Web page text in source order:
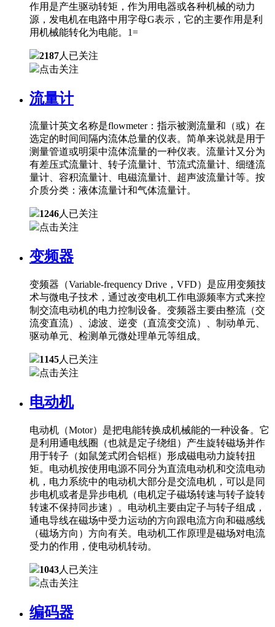
作用是产生驱动转矩，作为用电器或各种机械的动力
源，发电机在电路中用字母G表示，它的主要作用是利
用机械能转化为电能。1=
2187人已关注
点击关注
流量计
流量计英文名称是flowmeter：指示被测流量和（或）在
选定的时间间隔内流体总量的仪表。简单来说就是用于
测量管道或明渠中流体流量的一种仪表。流量计又分为
有差压式流量计、转子流量计、节流式流量计、细缝流
量计、容积流量计、电磁流量计、超声波流量计等。按
介质分类：液体流量计和气体流量计。
1246人已关注
点击关注
变频器
变频器（Variable-frequency Drive，VFD）是应用变频技
术与微电子技术，通过改变电机工作电源频率方式来控
制交流电动机的电力控制设备。变频器主要由整流（交
流变直流）、滤波、逆变（直流变交流）、制动单元、
驱动单元、检测单元微处理单元等组成。
1145人已关注
点击关注
电动机
电动机（Motor）是把电能转换成机械能的一种设备。它
是利用通电线圈（也就是定子绕组）产生旋转磁场并作
用于转子（如鼠笼式闭合铝框）形成磁电动力旋转扭
矩。电动机按使用电源不同分为直流电动机和交流电动
机，电力系统中的电动机大部分是交流电机，可以是同
步电机或者是异步电机（电机定子磁场转速与转子旋转
转速不保持同步速）。电动机主要由定子与转子组成，
通电导线在磁场中受力运动的方向跟电流方向和磁感线
（磁场方向）方向有关。电动机工作原理是磁场对电流
受力的作用，使电动机转动。
1043人已关注
点击关注
编码器